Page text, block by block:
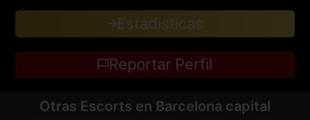
Estadisticas
Reportar Perfil
Otras Escorts en Barcelona capital